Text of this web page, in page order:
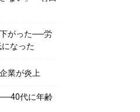
がった──労
なった
業が炎上
代に年齢